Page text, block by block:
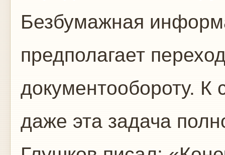
Безбумажная
предполагает
документообороту.
даже эта задача